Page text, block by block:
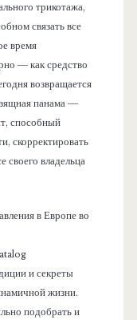
трикотажа,
связать все
время
— как средство
возвращается
панама —
способный
скорректировать
своего владельца
в Европе во
и секреты
жизни.
подобрать и